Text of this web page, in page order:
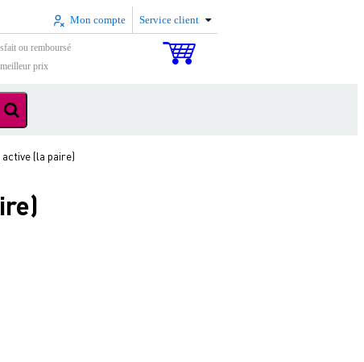
Mon compte Service client
ou remboursé
prix
(la paire)